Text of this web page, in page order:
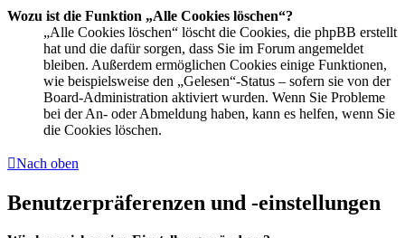
Wozu ist die Funktion „Alle Cookies löschen“?
„Alle Cookies löschen“ löscht die Cookies, die phpBB erstellt
hat und die dafür sorgen, dass Sie im Forum angemeldet
bleiben. Außerdem ermöglichen Cookies einige Funktionen,
wie beispielsweise den „Gelesen“-Status – sofern sie von der
Board-Administration aktiviert wurden. Wenn Sie Probleme
bei der An- oder Abmeldung haben, kann es helfen, wenn Sie
die Cookies löschen.
Nach oben
Benutzerpräferenzen und -einstellungen